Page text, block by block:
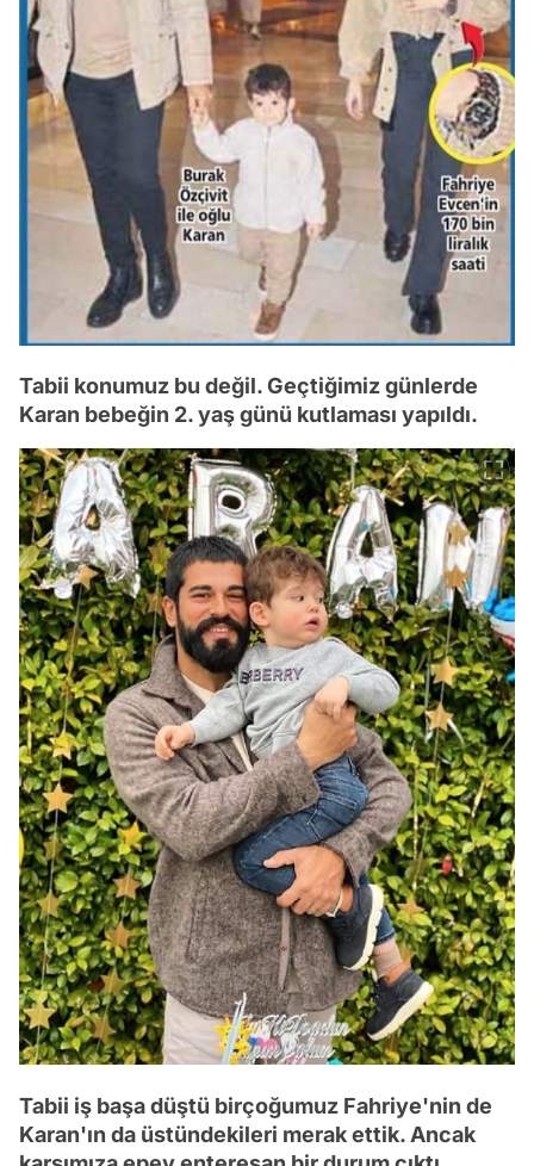
Tabii konumuz bu değil. Geçtiğimiz günlerde
Karan bebeğin 2. yaş günü kutlaması yapıldı.
Tabii iş başa düştü birçoğumuz Fahriye'nin de
Karan'ın da üstündekileri merak ettik. Ancak